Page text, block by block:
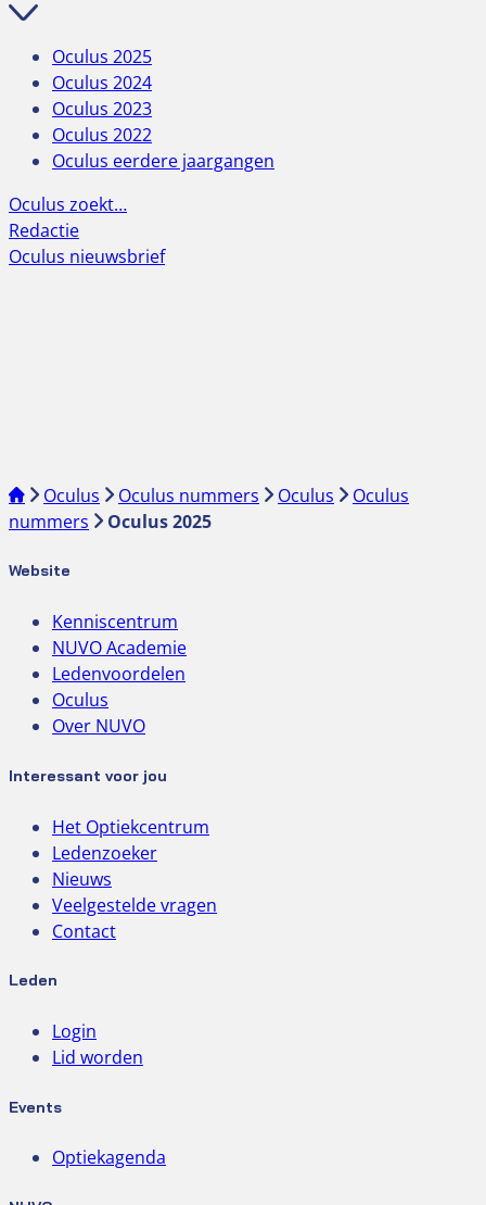
Oculus 2025
Oculus 2024
Oculus 2023
Oculus 2022
Oculus eerdere jaargangen
Oculus zoekt…
Redactie
Oculus nieuwsbrief
Oculus Oculus nummers Oculus
Oculus
nummers
Oculus 2025
Website
Kenniscentrum
NUVO Academie
Ledenvoordelen
Oculus
Over NUVO
Interessant voor jou
Het Optiekcentrum
Ledenzoeker
Nieuws
Veelgestelde vragen
Contact
Leden
Login
Lid worden
Events
Optiekagenda